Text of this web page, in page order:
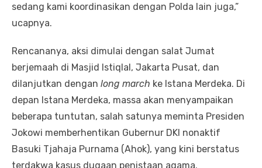
sedang kami koordinasikan dengan Polda lain juga,”
ucapnya.
Rencananya, aksi dimulai dengan salat Jumat
berjemaah di Masjid Istiqlal, Jakarta Pusat, dan
dilanjutkan dengan long march ke Istana Merdeka. Di
depan Istana Merdeka, massa akan menyampaikan
beberapa tuntutan, salah satunya meminta Presiden
Jokowi memberhentikan Gubernur DKI nonaktif
Basuki Tjahaja Purnama (Ahok), yang kini berstatus
terdakwa kasus dugaan penistaan agama.